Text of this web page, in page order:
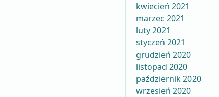
kwiecień 2021
marzec 2021
luty 2021
styczeń 2021
grudzień 2020
listopad 2020
październik 2020
wrzesień 2020